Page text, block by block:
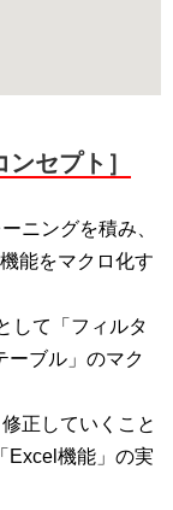
セプト］
ニングを積み、
能をマクロ化す
して「フィルタ
ーブル」のマク
正していくこと
Excel機能」の実